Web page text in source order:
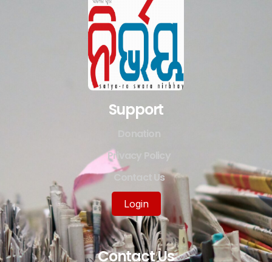
Support
Privacy Policy
Contact Us
Login
Contact Us